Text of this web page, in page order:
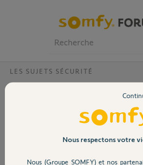
Volet
LES SUJETS SÉCURITÉ
Problème de connexion
Même souci de déconnexion, mais après
reconnaît pas la correspondance mot de
Nous respectons votre
Nous (Groupe SOMFY) et nos